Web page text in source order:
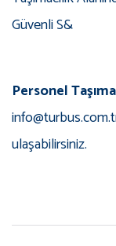
Güvenli S&
Personel
ulaşabilirsiniz.